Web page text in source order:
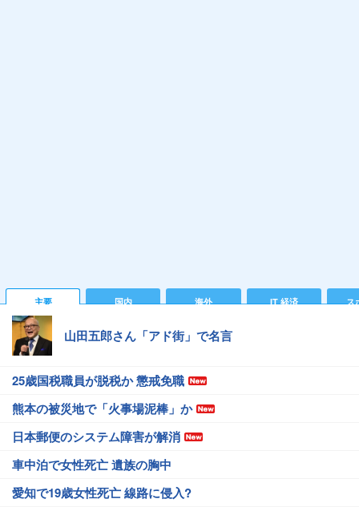
主要 国内 海外 IT 経済 ス
山田五郎さん「アド街」で名言
25歳国税職員が脱税か 懲戒免職
熊本の被災地で「火事場泥棒」か
日本郵便のシステム障害が解消
車中泊で女性死亡 遺族の胸中
愛知で19歳女性死亡 線路に侵入?